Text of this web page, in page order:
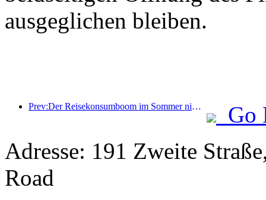
ausgeglichen bleiben.
Prev:Der Reisekonsumboom im Sommer nimmt zu, der Markt für Kulturtourismus erlebt Neuerungen und Verbesserungen
Go
Adresse: 191 Zweite
Road